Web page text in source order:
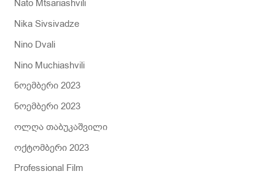
Nato Mtsariashvili
Nika Sivsivadze
Nino Dvali
Nino Muchiashvili
ნოემბერი 2023
ნოემბერი 2023
ოლღა თაბუკაშვილი
ოქტომბერი 2023
Professional Film